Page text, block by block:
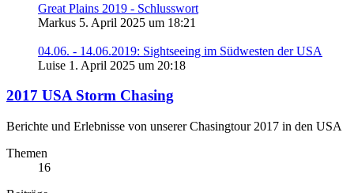
Great Plains 2019 - Schlusswort
Markus 5. April 2025 um 18:21
04.06. - 14.06.2019: Sightseeing im Südwesten der USA
Luise 1. April 2025 um 20:18
2017 USA Storm Chasing
Berichte und Erlebnisse von unserer Chasingtour 2017 in den USA
Themen
16